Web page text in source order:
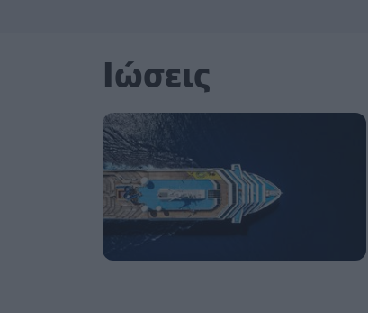
Ιώσεις